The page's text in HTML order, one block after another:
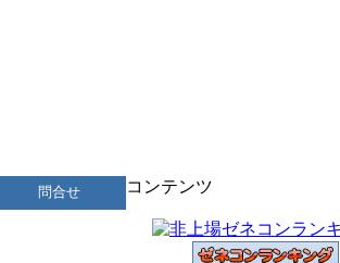
問合せ コンテンツ